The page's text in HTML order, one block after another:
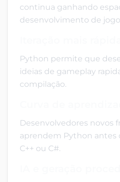
continua ganhando
desenvolvimento de
Python permite que
ideias de gameplay
compilação.
Desenvolvedores novos
aprendem Python antes
C++ ou C#.